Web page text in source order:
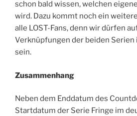
schon bald wissen, welchen
wird. Dazu kommt noch ein
alle LOST-Fans, denn wir dürfen
Verknüpfungen der beiden Serien
sein.
Zusammenhang
Neben dem Enddatum des
Startdatum der Serie Fringe im